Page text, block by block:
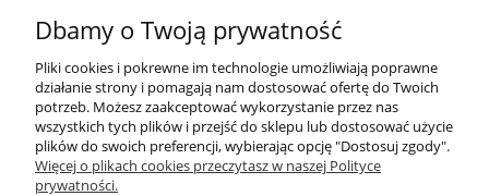
bez wysięgnika na odległości od sufitu 12cm. Przy instalacji
projektora na uchwycie następuje jego odwrócenie "do góry
nogami.
Informacje branżowe
Dbamy o Twoją prywatność
Pliki cookies i pokrewne im technologie umożliwiają poprawne
działanie strony i pomagają nam dostosować ofertę do Twoich
potrzeb. Możesz zaakceptować wykorzystanie przez nas
wszystkich tych plików i przejść do sklepu lub dostosować użycie
plików do swoich preferencji, wybierając opcję "Dostosuj zgody".
Więcej o plikach cookies przeczytasz w naszej Polityce
prywatności.